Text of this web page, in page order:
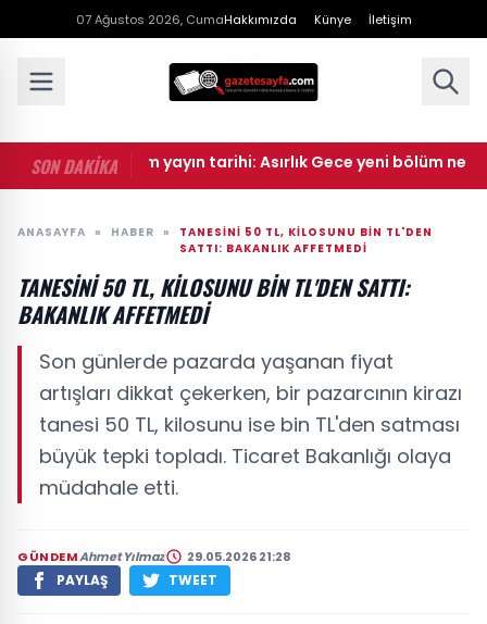
07 Ağustos 2026, CumaHakkımızda Künye İletişim
SON DAKİKA
Gece 8. bölüm yayın tarihi: Asırlık Gece yeni bölüm ne
ANASAYFA » HABER »
TANESINI 50 TL, KILOSUNU BIN TL'DEN
SATTI: BAKANLIK AFFETMEDI
TANESINI 50 TL, KILOSUNU BIN TL'DEN SATTI:
BAKANLIK AFFETMEDI
Son günlerde pazarda yaşanan fiyat
artışları dikkat çekerken, bir pazarcının kirazı
tanesi 50 TL, kilosunu ise bin TL'den satması
büyük tepki topladı. Ticaret Bakanlığı olaya
müdahale etti.
GÜNDEMAhmet Yılmaz 29.05.2026 21:28
PAYLAŞ TWEET